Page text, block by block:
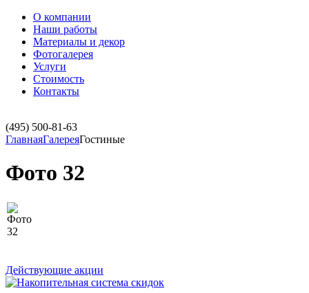
О компании
Наши работы
Материалы и декор
Фотогалерея
Услуги
Стоимость
Контакты
(495) 500-81-63
ГлавнаяГалереяГостиные
Фото 32
Действующие акции